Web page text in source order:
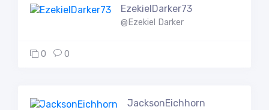
EzekielDarker73
@Ezekiel Darker
0 0
JacksonEichhorn